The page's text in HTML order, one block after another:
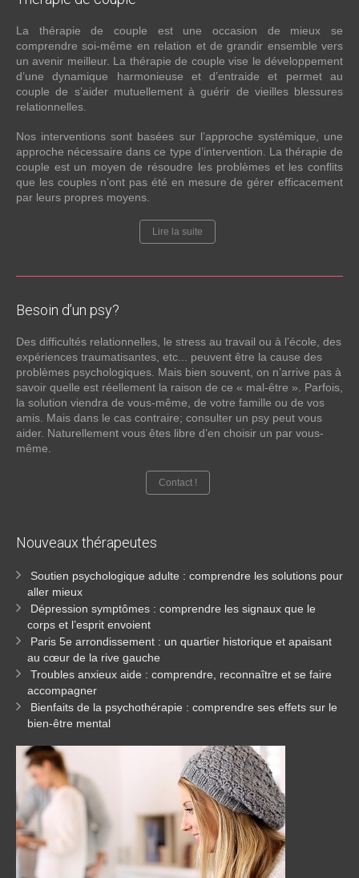
La thérapie de couple est une occasion de mieux se
comprendre soi-même en relation et de grandir ensemble vers
un avenir meilleur. La thérapie de couple vise le développement
d’une dynamique harmonieuse et d’entraide et permet au
couple de s’aider mutuellement à guérir de vieilles blessures
relationnelles.
Nos interventions sont basées sur l’approche systémique, une
approche nécessaire dans ce type d’intervention. La thérapie de
couple est un moyen de résoudre les problèmes et les conflits
que les couples n’ont pas été en mesure de gérer efficacement
par leurs propres moyens.
Lire la suite
Besoin d’un psy?
Des difficultés relationnelles, le stress au travail ou à l’école, des
expériences traumatisantes, etc... peuvent être la cause des
problèmes psychologiques. Mais bien souvent, on n’arrive pas à
savoir quelle est réellement la raison de ce « mal-être ». Parfois,
la solution viendra de vous-même, de votre famille ou de vos
amis. Mais dans le cas contraire; consulter un psy peut vous
aider. Naturellement vous êtes libre d’en choisir un par vous-
même.
Contact !
Nouveaux thérapeutes
Soutien psychologique adulte : comprendre les solutions pour
aller mieux
Dépression symptômes : comprendre les signaux que le
corps et l’esprit envoient
Paris 5e arrondissement : un quartier historique et apaisant
au cœur de la rive gauche
Troubles anxieux aide : comprendre, reconnaître et se faire
accompagner
Bienfaits de la psychothérapie : comprendre ses effets sur le
bien-être mental